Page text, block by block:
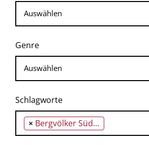
Genre
Schlagworte
× Bergvölker Südostasiens